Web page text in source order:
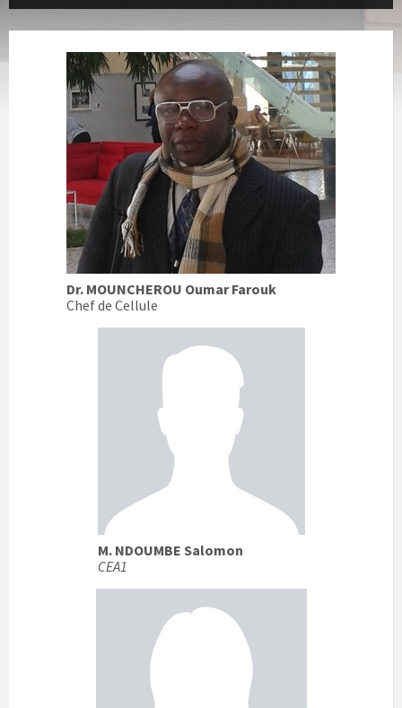
Dr. MOUNCHEROU Oumar Farouk
Chef de Cellule
M. NDOUMBE Salomon
CEA1